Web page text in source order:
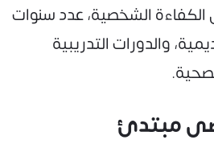
الشخصية، عدد سنوات
والدورات التدريبية